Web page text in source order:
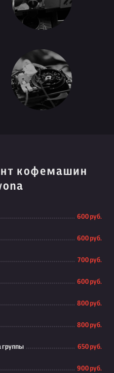
кофемашин
600 руб.
600 руб.
700 руб.
600 руб.
800 руб.
800 руб.
группы 650 руб.
900 руб.